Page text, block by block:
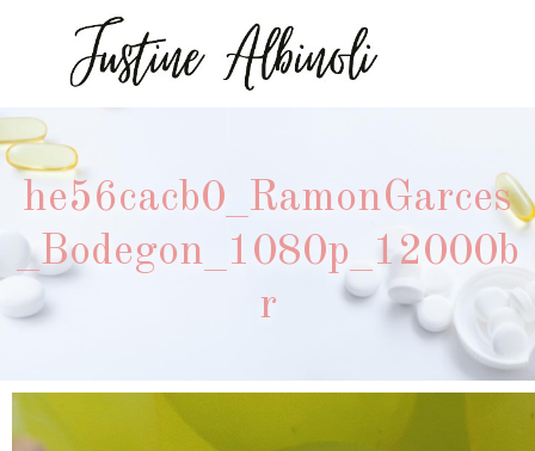
he56cacb0_RamonGarces
_Bodegon_1080p_12000b
r
Lecteur
vidéo